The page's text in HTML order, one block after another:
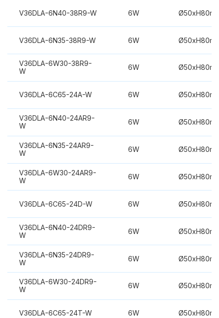
V36DLA-6N40-38R9-W 6W
V36DLA-6N35-38R9-W 6W
V36DLA-6W30-38R9-
W
6W
V36DLA-6C65-24A-W 6W
V36DLA-6N40-24AR9-
W
6W
V36DLA-6N35-24AR9-
W
6W
V36DLA-6W30-24AR9-
W
6W
V36DLA-6C65-24D-W 6W
V36DLA-6N40-24DR9-
W
6W
V36DLA-6N35-24DR9-
W
6W
V36DLA-6W30-24DR9-
W
6W
V36DLA-6C65-24T-W 6W